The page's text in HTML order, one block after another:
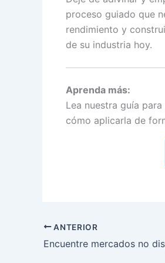
proceso guiado que
rendimiento y
de su industria hoy.
Aprenda más:
Lea nuestra guía
cómo aplicarla de
ANTERIOR